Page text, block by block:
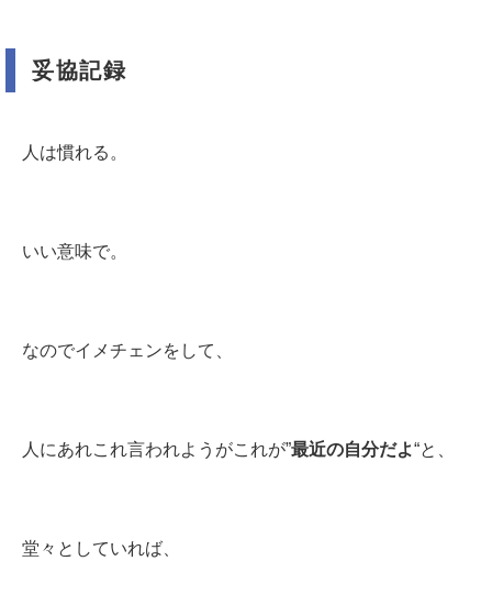
妥協記録
人は慣れる。
いい意味で。
なのでイメチェンをして、
人にあれこれ言われようがこれが”最近の自分だよ“と、
堂々としていれば、